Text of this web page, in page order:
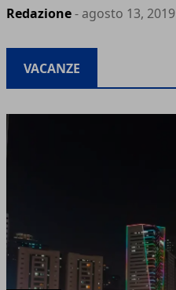
Redazione- agosto 13, 2019
VACANZE